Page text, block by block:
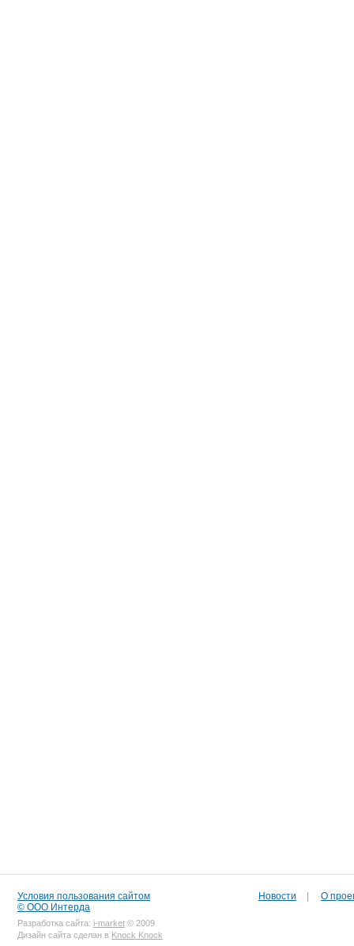
Условия пользования сайтом
© ООО Интерда
Разработка сайта: i-market © 2009
Дизайн сайта сделан в Knock Knock
Новости О